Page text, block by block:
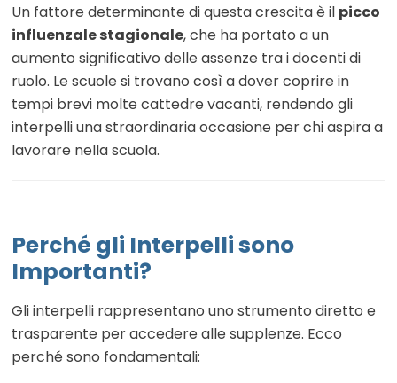
Un fattore determinante di questa crescita è il picco
influenzale stagionale, che ha portato a un
aumento significativo delle assenze tra i docenti di
ruolo. Le scuole si trovano così a dover coprire in
tempi brevi molte cattedre vacanti, rendendo gli
interpelli una straordinaria occasione per chi aspira a
lavorare nella scuola.
Perché gli Interpelli sono
Importanti?
Gli interpelli rappresentano uno strumento diretto e
trasparente per accedere alle supplenze. Ecco
perché sono fondamentali: